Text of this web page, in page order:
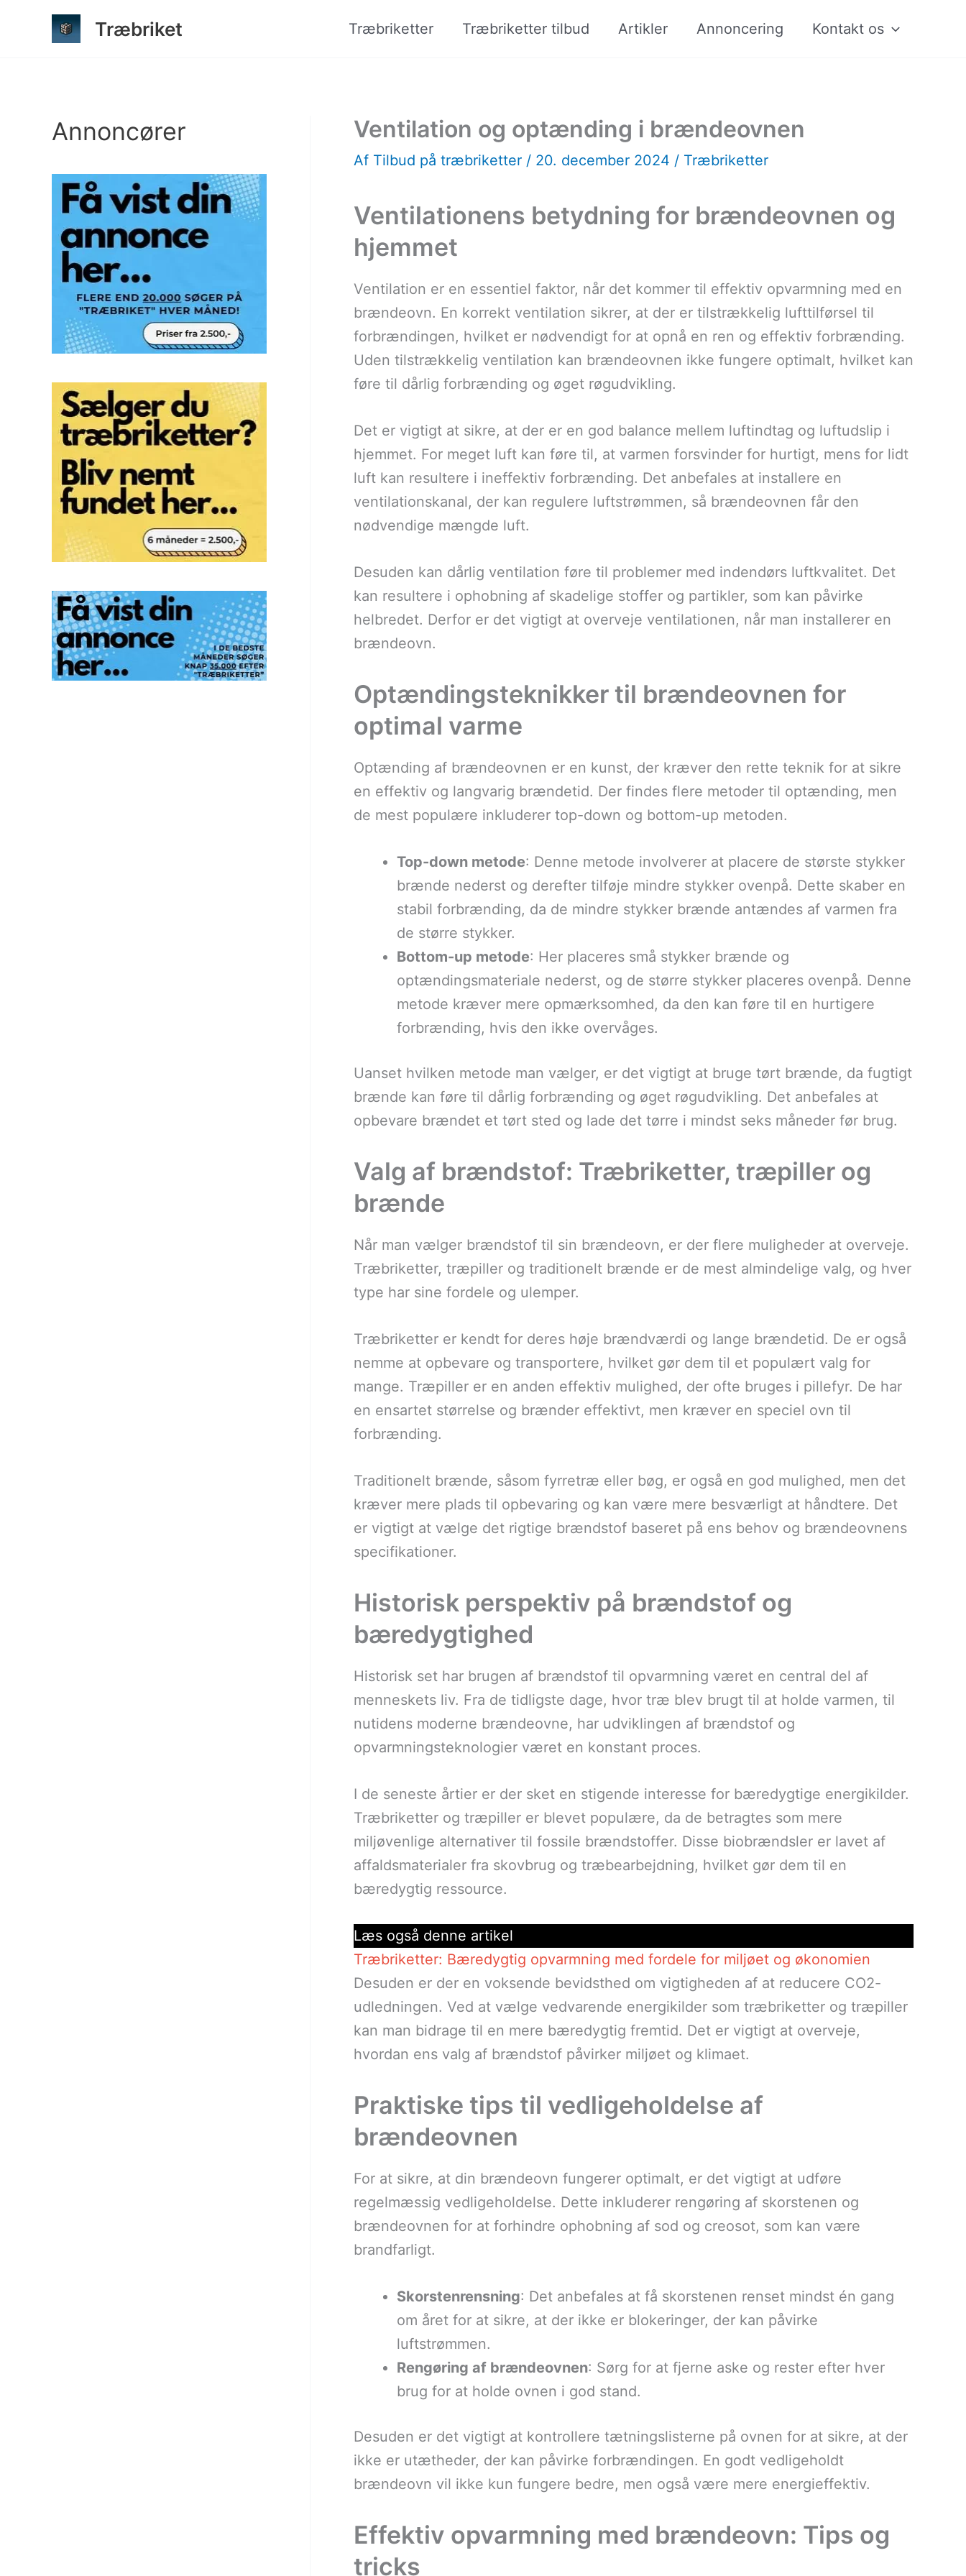
Træbriket Træbriketter Træbriketter tilbud Artikler Annoncering Kontakt os
Annoncører Ventilation og optænding i brændeovnen
Af Tilbud på træbriketter / 20. december 2024 / Træbriketter
Ventilationens betydning for brændeovnen og
hjemmet
Ventilation er en essentiel faktor, når det kommer til effektiv opvarmning med en
brændeovn. En korrekt ventilation sikrer, at der er tilstrækkelig lufttilførsel til
forbrændingen, hvilket er nødvendigt for at opnå en ren og effektiv forbrænding.
Uden tilstrækkelig ventilation kan brændeovnen ikke fungere optimalt, hvilket kan
føre til dårlig forbrænding og øget røgudvikling.
Det er vigtigt at sikre, at der er en god balance mellem luftindtag og luftudslip i
hjemmet. For meget luft kan føre til, at varmen forsvinder for hurtigt, mens for lidt
luft kan resultere i ineffektiv forbrænding. Det anbefales at installere en
ventilationskanal, der kan regulere luftstrømmen, så brændeovnen får den
nødvendige mængde luft.
Desuden kan dårlig ventilation føre til problemer med indendørs luftkvalitet. Det
kan resultere i ophobning af skadelige stoffer og partikler, som kan påvirke
helbredet. Derfor er det vigtigt at overveje ventilationen, når man installerer en
brændeovn.
Optændingsteknikker til brændeovnen for
optimal varme
Optænding af brændeovnen er en kunst, der kræver den rette teknik for at sikre
en effektiv og langvarig brændetid. Der findes flere metoder til optænding, men
de mest populære inkluderer top-down og bottom-up metoden.
Top-down metode: Denne metode involverer at placere de største stykker
brænde nederst og derefter tilføje mindre stykker ovenpå. Dette skaber en
stabil forbrænding, da de mindre stykker brænde antændes af varmen fra
de større stykker.
Bottom-up metode: Her placeres små stykker brænde og
optændingsmateriale nederst, og de større stykker placeres ovenpå. Denne
metode kræver mere opmærksomhed, da den kan føre til en hurtigere
forbrænding, hvis den ikke overvåges.
Uanset hvilken metode man vælger, er det vigtigt at bruge tørt brænde, da fugtigt
brænde kan føre til dårlig forbrænding og øget røgudvikling. Det anbefales at
opbevare brændet et tørt sted og lade det tørre i mindst seks måneder før brug.
Valg af brændstof: Træbriketter, træpiller og
brænde
Når man vælger brændstof til sin brændeovn, er der flere muligheder at overveje.
Træbriketter, træpiller og traditionelt brænde er de mest almindelige valg, og hver
type har sine fordele og ulemper.
Træbriketter er kendt for deres høje brændværdi og lange brændetid. De er også
nemme at opbevare og transportere, hvilket gør dem til et populært valg for
mange. Træpiller er en anden effektiv mulighed, der ofte bruges i pillefyr. De har
en ensartet størrelse og brænder effektivt, men kræver en speciel ovn til
forbrænding.
Traditionelt brænde, såsom fyrretræ eller bøg, er også en god mulighed, men det
kræver mere plads til opbevaring og kan være mere besværligt at håndtere. Det
er vigtigt at vælge det rigtige brændstof baseret på ens behov og brændeovnens
specifikationer.
Historisk perspektiv på brændstof og
bæredygtighed
Historisk set har brugen af brændstof til opvarmning været en central del af
menneskets liv. Fra de tidligste dage, hvor træ blev brugt til at holde varmen, til
nutidens moderne brændeovne, har udviklingen af brændstof og
opvarmningsteknologier været en konstant proces.
I de seneste årtier er der sket en stigende interesse for bæredygtige energikilder.
Træbriketter og træpiller er blevet populære, da de betragtes som mere
miljøvenlige alternativer til fossile brændstoffer. Disse biobrændsler er lavet af
affaldsmaterialer fra skovbrug og træbearbejdning, hvilket gør dem til en
bæredygtig ressource.
Læs også denne artikel
Træbriketter: Bæredygtig opvarmning med fordele for miljøet og økonomien
Desuden er der en voksende bevidsthed om vigtigheden af at reducere CO2-
udledningen. Ved at vælge vedvarende energikilder som træbriketter og træpiller
kan man bidrage til en mere bæredygtig fremtid. Det er vigtigt at overveje,
hvordan ens valg af brændstof påvirker miljøet og klimaet.
Praktiske tips til vedligeholdelse af
brændeovnen
For at sikre, at din brændeovn fungerer optimalt, er det vigtigt at udføre
regelmæssig vedligeholdelse. Dette inkluderer rengøring af skorstenen og
brændeovnen for at forhindre ophobning af sod og creosot, som kan være
brandfarligt.
Skorstenrensning: Det anbefales at få skorstenen renset mindst én gang
om året for at sikre, at der ikke er blokeringer, der kan påvirke
luftstrømmen.
Rengøring af brændeovnen: Sørg for at fjerne aske og rester efter hver
brug for at holde ovnen i god stand.
Desuden er det vigtigt at kontrollere tætningslisterne på ovnen for at sikre, at der
ikke er utætheder, der kan påvirke forbrændingen. En godt vedligeholdt
brændeovn vil ikke kun fungere bedre, men også være mere energieffektiv.
Effektiv opvarmning med brændeovn: Tips og
tricks